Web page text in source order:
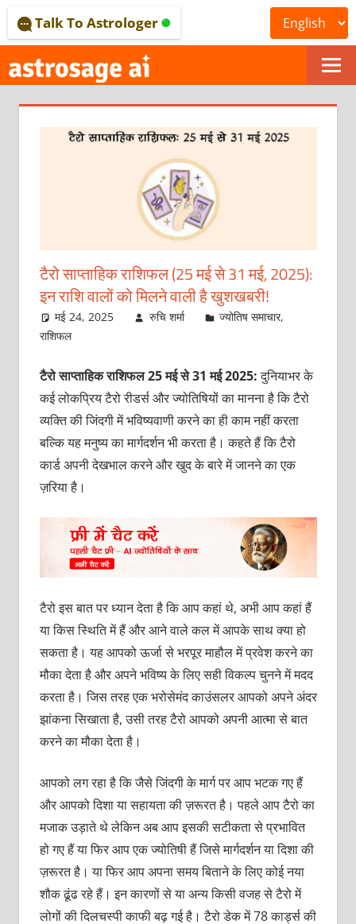
to
content
ONLINE
ASTROLOGICAL
JOURNAL
–
ASTROSAGE
MAGAZINE
Talk To Astrologer
टैरो साप्ताहिक राशिफल (25 मई से 31 मई, 2025):
इन राशि वालों को मिलने वाली है खुशखबरी!
मई 24, 2025 रुचि शर्मा ज्योतिष समाचार,
राशिफल
टैरो साप्ताहिक राशिफल 25 मई से 31 मई 2025:दुनियाभर के
कई लोकप्रिय टैरो रीडर्स और ज्योतिषियों का मानना है कि टैरो
व्यक्ति की जिंदगी में भविष्यवाणी करने का ही काम नहीं करता
बल्कि यह मनुष्य का मार्गदर्शन भी करता है। कहते हैं कि टैरो
कार्ड अपनी देखभाल करने और खुद के बारे में जानने का एक
ज़रिया है।
टैरो इस बात पर ध्यान देता है कि आप कहां थे, अभी आप कहां हैं
या किस स्थिति में हैं और आने वाले कल में आपके साथ क्‍या हो
सकता है। यह आपको ऊर्जा से भरपूर माहौल में प्रवेश करने का
मौका देता है और अपने भविष्‍य के लिए सही विकल्प चुनने में मदद
करता है। जिस तरह एक भरोसेमंद काउंसलर आपको अपने अंदर
झांकना सिखाता है, उसी तरह टैरो आपको अपनी आत्‍मा से बात
करने का मौका देता है।
आपको लग रहा है कि जैसे जिंदगी के मार्ग पर आप भटक गए हैं
और आपको दिशा या सहायता की ज़रूरत है। पहले आप टैरो का
मजाक उड़ाते थे लेकिन अब आप इसकी सटीकता से प्रभावित
हो गए हैं या फिर आप एक ज्योतिषी हैं जिसे मार्गदर्शन या दिशा की
ज़रूरत है। या फिर आप अपना समय बिताने के लिए कोई नया
शौक ढूंढ रहे हैं। इन कारणों से या अन्‍य किसी वजह से टैरो में
लोगों की दिलचस्पी काफी बढ़ गई है। टैरो डेक में 78 कार्ड्स की